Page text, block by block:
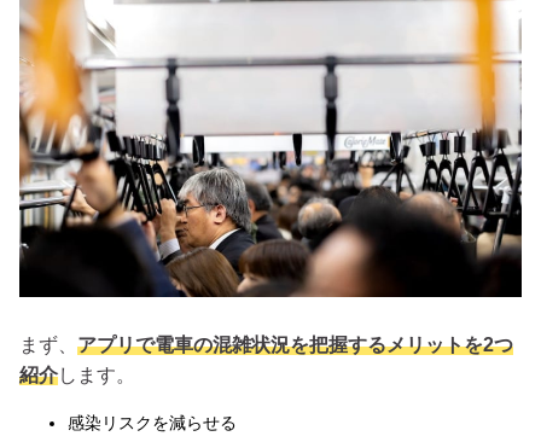
まず、 アプリで電車の混雑状況を把握するメリットを2つ
紹介します。
感染リスクを減らせる